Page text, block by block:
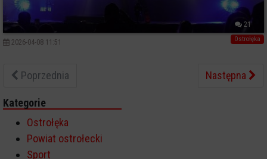
21
Ostrołęka
2026-04-08 11:51
Poprzednia Następna
Kategorie
Ostrołęka
Powiat ostrołecki
Sport